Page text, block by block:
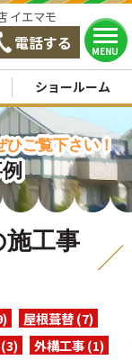
電話する MENU
イエマモ
ショールーム
ひご覧下さい！
工事
屋根葺替 (7)
外構工事 (1)